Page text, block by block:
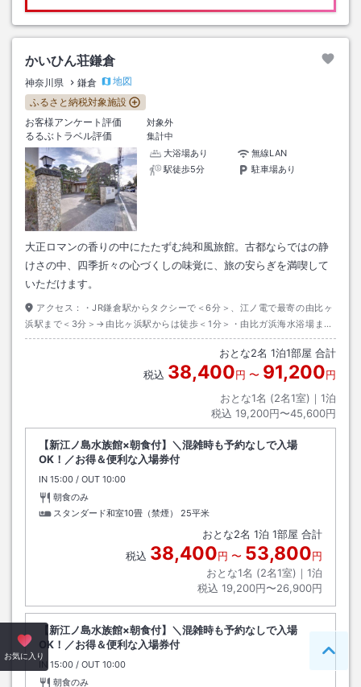
かいひん荘鎌倉
神奈川県 鎌倉
地図
ふるさと納税対象施設
お客様アンケート評価
対象外
るるぶトラベル評価
集計中
大浴場あり
無線LAN
駅徒歩5分
駐車場あり
大正ロマンの香りの中にたたずむ純和風旅館。古都ならではの静
けさの中、四季折々の心づくしの味覚に、旅の安らぎを満喫して
いただけます。
アクセス：
・JR鎌倉駅からタクシーで＜6分＞、江ノ電で最寄の由比ヶ
浜駅まで＜3分＞→由比ヶ浜駅からは徒歩＜1分＞・由比ガ浜海水浴場まで
歩いて＜3分＞・長谷寺や鎌倉大仏など主要観光地まで徒歩圏内
おとな2名 1泊1部屋 合計
税込 38,400円 〜 91,200円
おとな1名 (2名1室)｜ 1泊
税込 19,200円〜45,600円
【新江ノ島水族館×朝食付】＼混雑時も予約なしで入場
OK！／お得＆便利な入場券付
IN チェックイン
15:00 / OUT チェックアウト
10:00
朝食のみ
スタンダード和室10畳（禁煙）
25平米
おとな2名 1泊 1部屋 合計
税込 38,400円 〜 53,800円
おとな1名 (2名1室)｜ 1泊
税込 19,200円〜26,900円
【新江ノ島水族館×朝食付】＼混雑時も予約なしで入場
OK！／お得＆便利な入場券付
IN チェックイン
15:00 / OUT チェックアウト
10:00
朝食のみ
お気に入り ペー